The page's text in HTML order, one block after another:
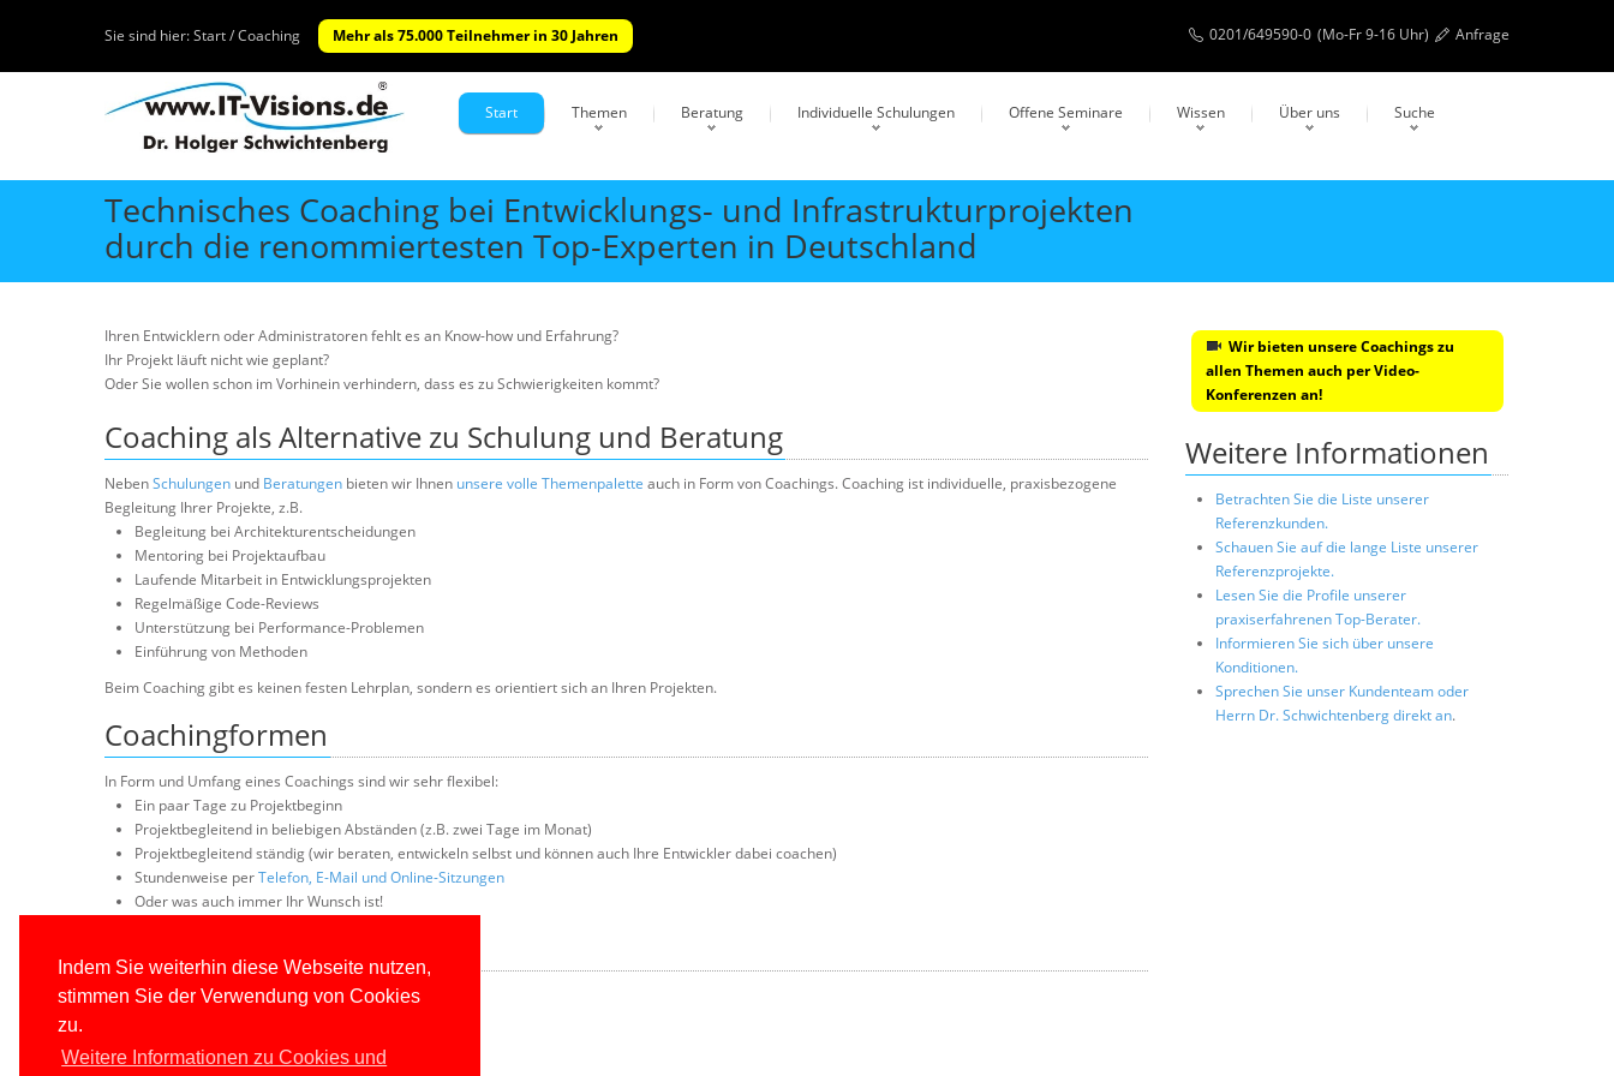
Indem Sie weiterhin diese Webseite nutzen,
stimmen Sie der Verwendung von Cookies
zu.
Weitere Informationen zu Cookies und
Sie sind hier:Start / Coaching Mehr als 75.000 Teilnehmer in 30 Jahren 0201/649590-0 (Mo-Fr 9-16 Uhr) Anfrage
Start Themen Beratung Individuelle Schulungen Offene Seminare Wissen Über uns Suche
Technisches Coaching bei Entwicklungs- und Infrastrukturprojekten
durch die renommiertesten Top-Experten in Deutschland
Ihren Entwicklern oder Administratoren fehlt es an Know-how und Erfahrung?
Ihr Projekt läuft nicht wie geplant?
Oder Sie wollen schon im Vorhinein verhindern, dass es zu Schwierigkeiten kommt?
Coaching als Alternative zu Schulung und Beratung
NebenSchulungen und Beratungen bieten wir Ihnen unsere volle Themenpalette auch in Form von Coachings. Coaching ist individuelle, praxisbezogene
Begleitung Ihrer Projekte, z.B.
Begleitung bei Architekturentscheidungen
Mentoring bei Projektaufbau
Laufende Mitarbeit in Entwicklungsprojekten
Regelmäßige Code-Reviews
Unterstützung bei Performance-Problemen
Einführung von Methoden
Beim Coaching gibt es keinen festen Lehrplan, sondern es orientiert sich an Ihren Projekten.
Coachingformen
In Form und Umfang eines Coachings sind wir sehr flexibel:
Ein paar Tage zu Projektbeginn
Projektbegleitend in beliebigen Abständen (z.B. zwei Tage im Monat)
Projektbegleitend ständig (wir beraten, entwickeln selbst und können auch Ihre Entwickler dabei coachen)
Stundenweise perTelefon, E-Mail und Online-Sitzungen
Oder was auch immer Ihr Wunsch ist!
Unverbindliche Coachinganfrage erstellen
Wir bieten unsere Coachings zu
allen Themen auch per Video-
Konferenzen an!
Weitere Informationen
Betrachten Sie die Liste unserer
Referenzkunden.
Schauen Sie auf die lange Liste unserer
Referenzprojekte.
Lesen Sie die Profile unserer
praxiserfahrenen Top-Berater.
Informieren Sie sich über unsere
Konditionen.
Sprechen Sie unser Kundenteam oder
Herrn Dr. Schwichtenberg direkt an.